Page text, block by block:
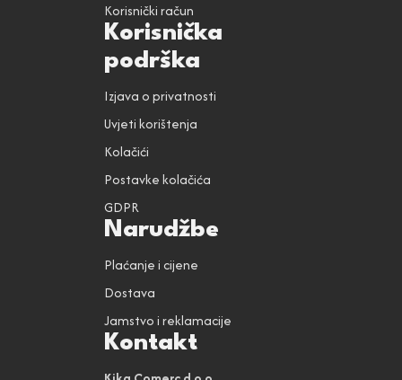
Korisnički račun
Korisnička
podrška
Izjava o privatnosti
Uvjeti korištenja
Kolačići
Postavke kolačića
GDPR
Narudžbe
Plaćanje i cijene
Dostava
Jamstvo i reklamacije
Kontakt